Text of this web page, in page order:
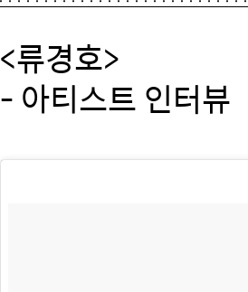
<류경호>
- 아티스트 인터뷰